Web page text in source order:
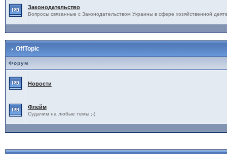
Законодательство
Вопросы связанные с Законодательством Украины в сфере хозяйственной
OffTopic
Форум
Новости
Флейм
Судачим на любые темы ;-)